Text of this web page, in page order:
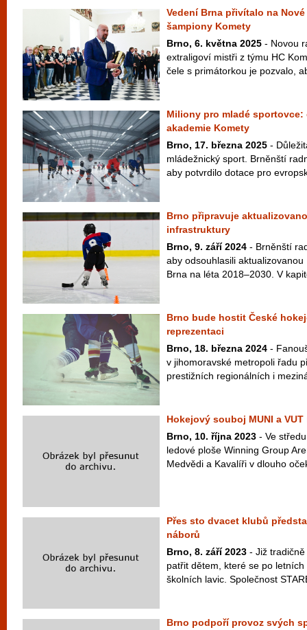
Vedení Brna přivítalo na
šampiony Komety
Brno, 6. května 2025 - Novou
extraligoví mistři z týmu HC
čele s primátorkou je pozvalo,
Miliony pro mladé sportovce:
akademie Komety
Brno, 17. března 2025 -
mládežnický sport. Brněnští
aby potvrdilo dotace pro
Brno připravuje
infrastruktury
Brno, 9. září 2024 - Brněnští
aby odsouhlasili
Brna na léta 2018–2030. V
Brno bude hostit České
reprezentaci
Brno, 18. března 2024 -
v jihomoravské metropoli řadu
prestižních regionálních i
Hokejový souboj MUNI a
Brno, 10. října 2023 - Ve
ledové ploše Winning Group
Medvědi a Kavalíři v dlouho
Přes sto dvacet klubů
náborů
Brno, 8. září 2023 - Již
patřit dětem, které se po
školních lavic. Společnost
Brno podpoří provoz svých